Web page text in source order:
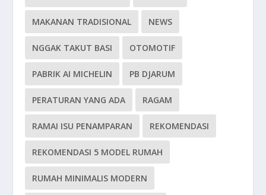
MAKANAN TRADISIONAL NEWS
NGGAK TAKUT BASI OTOMOTIF
PABRIK AI MICHELIN PB DJARUM
PERATURAN YANG ADA RAGAM
RAMAI ISU PENAMPARAN REKOMENDASI
REKOMENDASI 5 MODEL RUMAH
RUMAH MINIMALIS MODERN